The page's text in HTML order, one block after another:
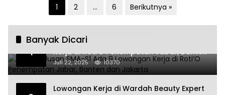
pos
1 2 … 6 Berikutnya »
Banyak Dicari
1
Untuk Lulusan SMA-S1 Ada 9 Lowongan
Kerja di Roti’O Penempatan Jabar, Banten
dan Jakarta
Juli 22, 2025 10370
Lowongan Kerja di Wardah Beauty Expert